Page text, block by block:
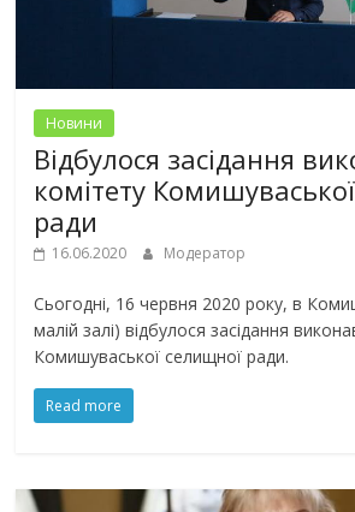
Новини
Відбулося засідання
комітету
ради
16.06.2020 Модератор
Сьогодні, 16 червня 2020 року, в
малій залі) відбулося засідання
Комишуваської селищної ради.
Read more